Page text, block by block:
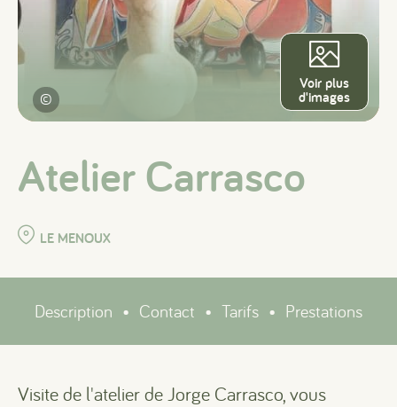
©
Voir plus
d'images
Atelier Carrasco
LE MENOUX
Description • Contact • Tarifs • Prestations
Visite de l'atelier de Jorge Carrasco, vous